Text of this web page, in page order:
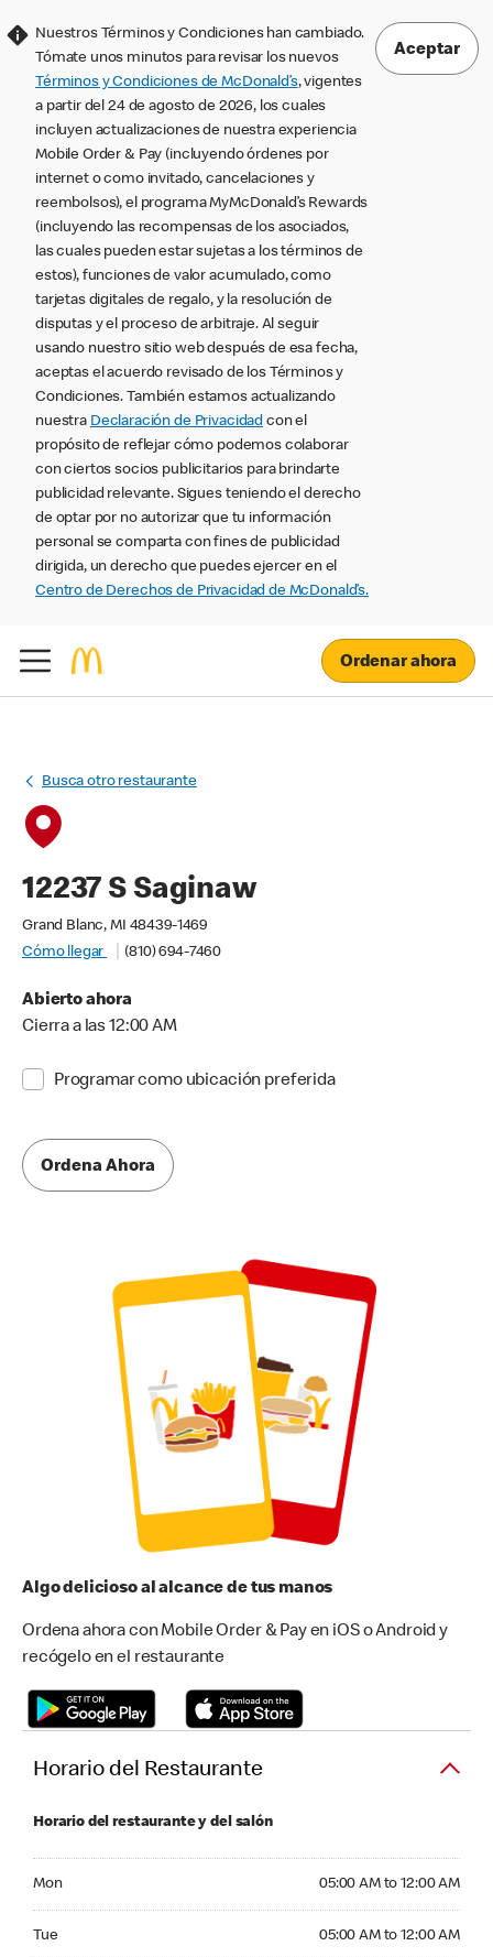
Nuestros Términos y Condiciones han cambiado.
Tómate unos minutos para revisar los nuevos
Términos y Condiciones de McDonald’s, vigentes
a partir del 24 de agosto de 2026, los cuales
incluyen actualizaciones de nuestra experiencia
Mobile Order & Pay (incluyendo órdenes por
internet o como invitado, cancelaciones y
reembolsos), el programa MyMcDonald’s Rewards
(incluyendo las recompensas de los asociados,
las cuales pueden estar sujetas a los términos de
estos), funciones de valor acumulado, como
tarjetas digitales de regalo, y la resolución de
disputas y el proceso de arbitraje. Al seguir
usando nuestro sitio web después de esa fecha,
aceptas el acuerdo revisado de los Términos y
Condiciones. También estamos actualizando
nuestra Declaración de Privacidad con el
propósito de reflejar cómo podemos colaborar
con ciertos socios publicitarios para brindarte
publicidad relevante. Sigues teniendo el derecho
de optar por no autorizar que tu información
personal se comparta con fines de publicidad
dirigida, un derecho que puedes ejercer en el
Centro de Derechos de Privacidad de McDonald’s.
Aceptar
Ordenar ahora
Busca otro restaurante
12237 S Saginaw
Grand Blanc, MI 48439-1469
Cómo llegar
(810) 694-7460
Abierto ahora
Cierra a las 12:00 AM
Programar como ubicación preferida
Ordena Ahora
Algo delicioso al alcance de tus manos
Ordena ahora con Mobile Order & Pay en iOS o Android y
recógelo en el restaurante
Horario del Restaurante
Horario del restaurante y del salón
Mon 05:00 AM to 12:00 AM
Tue 05:00 AM to 12:00 AM